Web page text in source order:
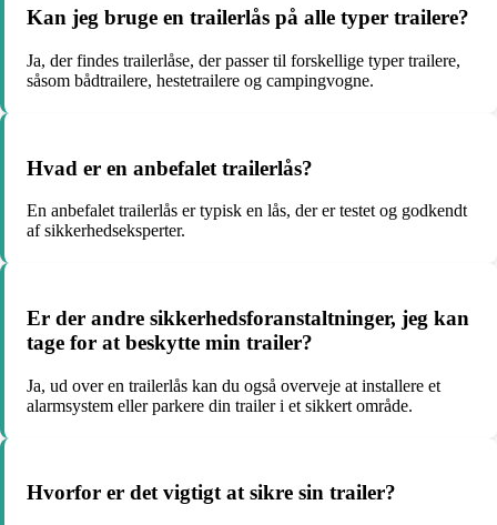
Kan jeg bruge en trailerlås på alle typer trailere?
Ja, der findes trailerlåse, der passer til forskellige typer trailere,
såsom bådtrailere, hestetrailere og campingvogne.
Hvad er en anbefalet trailerlås?
En anbefalet trailerlås er typisk en lås, der er testet og godkendt
af sikkerhedseksperter.
Er der andre sikkerhedsforanstaltninger, jeg kan
tage for at beskytte min trailer?
Ja, ud over en trailerlås kan du også overveje at installere et
alarmsystem eller parkere din trailer i et sikkert område.
Hvorfor er det vigtigt at sikre sin trailer?